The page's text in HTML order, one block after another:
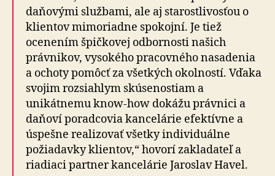
daňovými službami, ale aj starostlivosťou o
klientov mimoriadne spokojní. Je tiež
ocenením špičkovej odbornosti našich
právnikov, vysokého pracovného nasadenia
a ochoty pomôcť za všetkých okolností. Vďaka
svojim rozsiahlym skúsenostiam a
unikátnemu know-how dokážu právnici a
daňoví poradcovia kancelárie efektívne a
úspešne realizovať všetky individuálne
požiadavky klientov,“ hovorí zakladateľ a
riadiaci partner kancelárie Jaroslav Havel.